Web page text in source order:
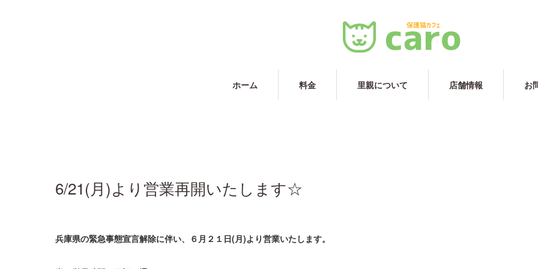
ホーム 料金 里親について 店舗情報 お
6/21(月)より営業再開いたします☆
兵庫県の緊急事態宣言解除に伴い、６月２１日(月)より営業いたします。